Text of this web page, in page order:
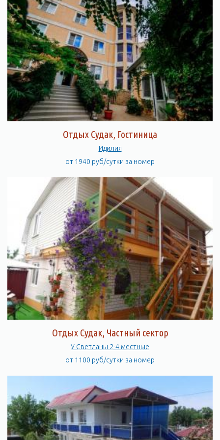
Отдых Судак, Гостиница
Идилия
от 1940 руб/сутки за номер
Отдых Судак, Частный сектор
У Светланы 2-4 местные
от 1100 руб/сутки за номер